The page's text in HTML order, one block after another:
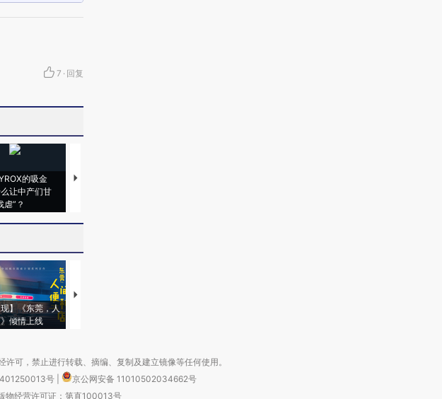
7 · 回复
的吸金
让中产们甘
虐”？
马航飞行员跨国走私7万
现】《东莞，人
倾情上线
【推广】走进第四届链博
可，禁止进行转载、摘编、复制及建立镜像等任何使用。
号
京公网安备 11010502034662号
物经营许可证：第直100013号